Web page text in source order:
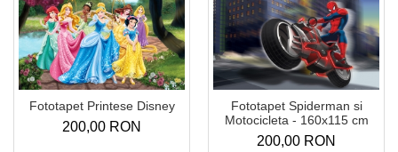
Fototapet Printese Disney
200,00 RON
Fototapet Spiderman si
Motocicleta - 160x115 cm
200,00 RON